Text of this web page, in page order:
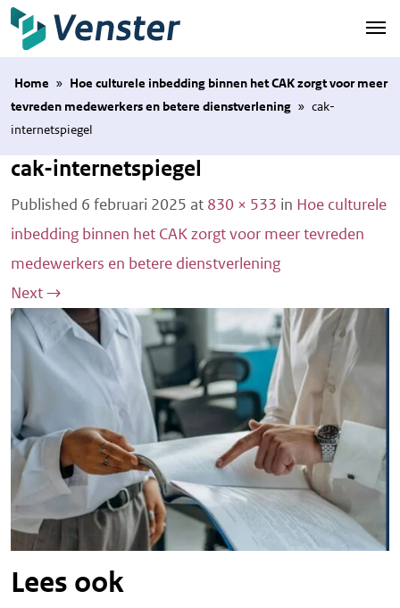
Naar hoofdinhoud
Home » Hoe culturele inbedding binnen het CAK zorgt voor meer
tevreden medewerkers en betere dienstverlening » cak-
internetspiegel
cak-internetspiegel
Published 6 februari 2025 at 830 × 533 in Hoe culturele
inbedding binnen het CAK zorgt voor meer tevreden
medewerkers en betere dienstverlening
Next→
Lees ook